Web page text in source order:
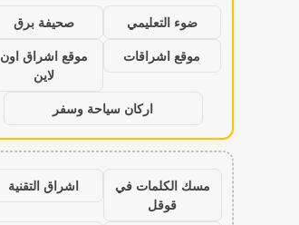
ضوء التعليمي
صحيفة برق
موقع اشراقات
موقع اشراق اون
لاين
اركان سياحة وسفر
مسك الكلمات في
قوقل
اشراق التقنية